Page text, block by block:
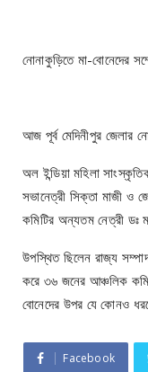
নোনাকুড়িতে মা-বোনেদের
আজ পূর্ব মেদিনীপুর জেলার
অল ইন্ডিয়া মহিলা
সভানেত্রী সিক্তা মাজী ও
কমিটির অন্যতম নেত্রী ডঃ
উপস্থিত ছিলেন রাজ্য
করে ৩৬ জনের আঞ্চলিক
বোনেদের উপর যে কোনও
Facebook